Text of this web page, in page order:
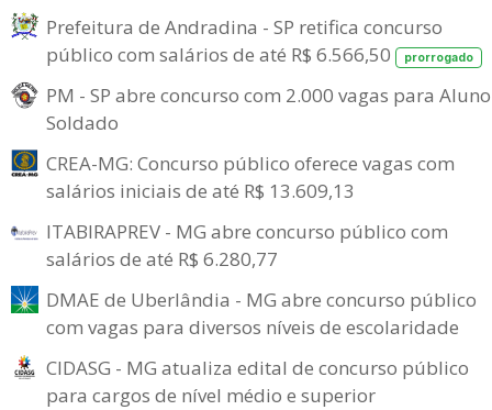
Prefeitura de Andradina - SP retifica concurso
público com salários de até R$ 6.566,50
prorrogado
PM - SP abre concurso com 2.000 vagas para
Soldado
CREA-MG: Concurso público oferece vagas com
salários iniciais de até R$ 13.609,13
ITABIRAPREV - MG abre concurso público com
salários de até R$ 6.280,77
DMAE de Uberlândia - MG abre concurso público
com vagas para diversos níveis de escolaridade
CIDASG - MG atualiza edital de concurso público
para cargos de nível médio e superior